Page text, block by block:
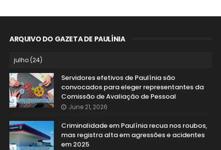
ARQUIVO DO GAZETA DE PAULÍNIA
Servidores efetivos de Paulínia são
convocados para eleger representantes da
Comissão de Avaliação de Pessoal
June 21, 2026
Criminalidade em Paulínia recua nos roubos,
mas registra alta em agressões e acidentes
em 2025